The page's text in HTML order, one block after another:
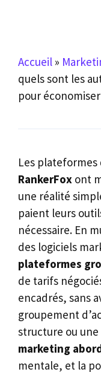
Accueil »
quels sont les
pour
Les
RankerFox ont
une réalité
paient leurs
nécessaire. En
des logiciels
plateformes
de tarifs
encadrés, sans
groupement
structure ou une
marketing
mentale, et la